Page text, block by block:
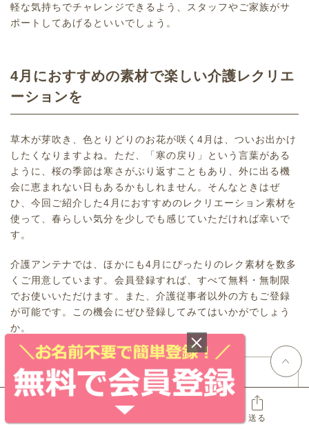
軽な気持ちでチャレンジできるよう、スタッフやご家族がサ
ポートしてあげるといいでしょう。
4月におすすめの素材で楽しい介護レクリエ
ーションを
草木が芽吹き、色とりどりのお花が咲く4月は、ついお出かけ
したくなりますよね。ただ、「寒の戻り」という言葉がある
ように、桜の季節は寒さがぶり返すこともあり、外に出る機
会に恵まれない日もあるかもしれません。そんなときはぜ
ひ、今回ご紹介した4月におすすめのレクリエーション素材を
使って、春らしい気分を少しでも感じていただければ幸いで
す。
介護アンテナでは、ほかにも4月にぴったりのレク素材を数多
くご用意しています。会員登録すれば、すべて無料・無制限
でお使いいただけます。また、介護従事者以外の方もご登録
が可能です。この機会にぜひ登録してみてはいかがでしょう
か。
著者プロフィール
介護アンテナ編集部 送る